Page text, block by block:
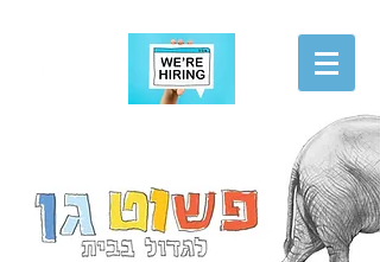
הגשת מועמדות